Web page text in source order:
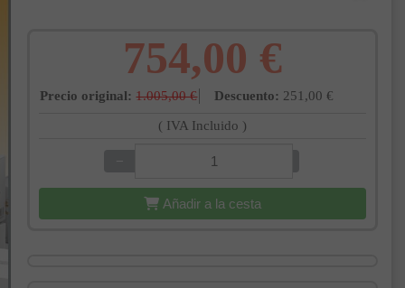
754,00 €
Precio original: 1.005,00 € Descuento: 251,00 €
( IVA Incluido )
−
Añadir a la cesta